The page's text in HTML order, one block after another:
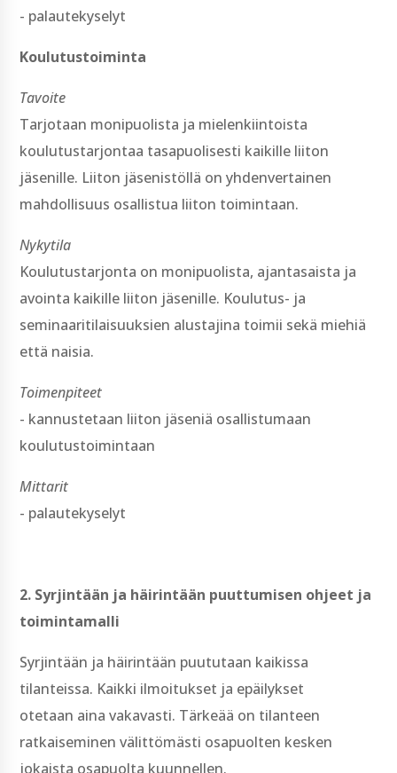
-­ palautekyselyt
Koulutustoiminta
Tavoite
Tarjotaan monipuolista ja mielenkiintoista
koulutustarjontaa tasapuolisesti kaikille liiton
jäsenille. Liiton jäsenistöllä on yhdenvertainen
mahdollisuus osallistua liiton toimintaan.
Nykytila
Koulutustarjonta on monipuolista, ajantasaista ja
avointa kaikille liiton jäsenille. Koulutus-­ ja
seminaaritilaisuuksien alustajina toimii sekä miehiä
että naisia.
Toimenpiteet
-­ kannustetaan liiton jäseniä osallistumaan
koulutustoimintaan
Mittarit
-­ palautekyselyt
2. Syrjintään ja häirintään puuttumisen ohjeet ja
toimintamalli
Syrjintään ja häirintään puututaan kaikissa
tilanteissa. Kaikki ilmoitukset ja epäilykset
otetaan aina vakavasti. Tärkeää on tilanteen
ratkaiseminen välittömästi osapuolten kesken
jokaista osapuolta kuunnellen.